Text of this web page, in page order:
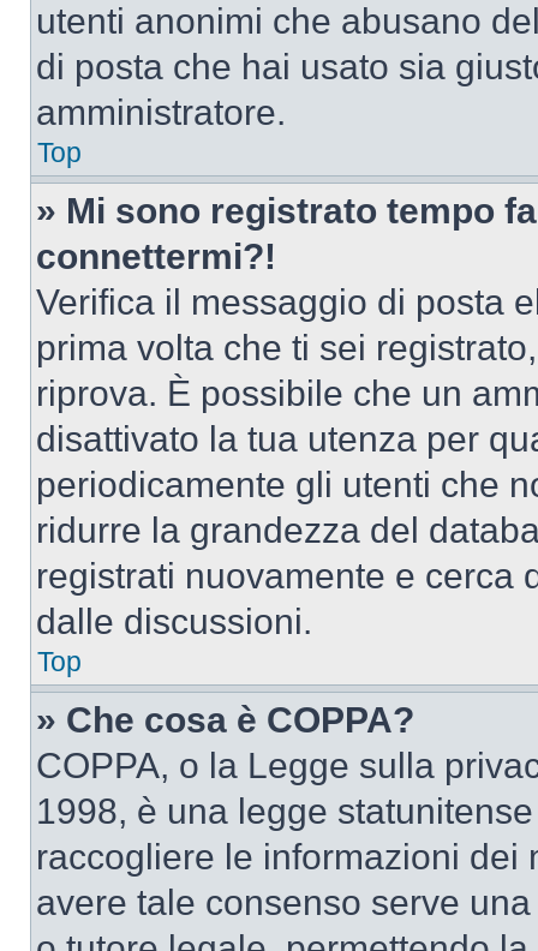
utenti anonimi che abusano
di posta che hai usato sia
amministratore.
Top
» Mi sono registrato tempo
connettermi?!
Verifica il messaggio di posta
prima volta che ti sei
riprova. È possibile che un
disattivato la tua utenza per
periodicamente gli utenti che
ridurre la grandezza del
registrati nuovamente e cerca
dalle discussioni.
Top
» Che cosa è COPPA?
COPPA, o la Legge sulla
1998, è una legge
raccogliere le informazioni dei
avere tale consenso serve